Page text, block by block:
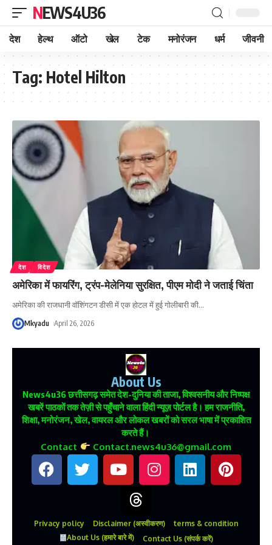
NEWS4U36
देश हेल्थ ऑटो खेल टेक मनोरंजन धर्म जीवनी
Tag: Hotel Hilton
देश विदेश
अमेरिका में फायरिंग, ट्रंप-मेलेनिया सुरक्षित, पीएम मोदी ने जताई चिंता
अमेरिका की राजधानी वॉशिंगटन डीसी में एक होटल में हुई गोलीबारी की…
Mkyadu April 26, 2026
About Us
News4u36छत्तीसगढ़ समेत देश-दुनिया की ताजा, विश्वसनीय और निष्पक्ष
खबरें पाठकों तक तेज़ी से पहुँचाने वाला हिंदी न्यूज़ पोर्टल है। हम राजनीति,
शिक्षा, मनोरंजन, खेल, वायरल और लोकल खबरों को सरल भाषा में प्रकाशित
करते हैं।
Contact Contact.news4u36@gmail.com
Privacy policy Disclaimer (अस्वीकरण)
terms & condition
About Us (हमारे बारे में)
Contact Us (संपर्क करें)